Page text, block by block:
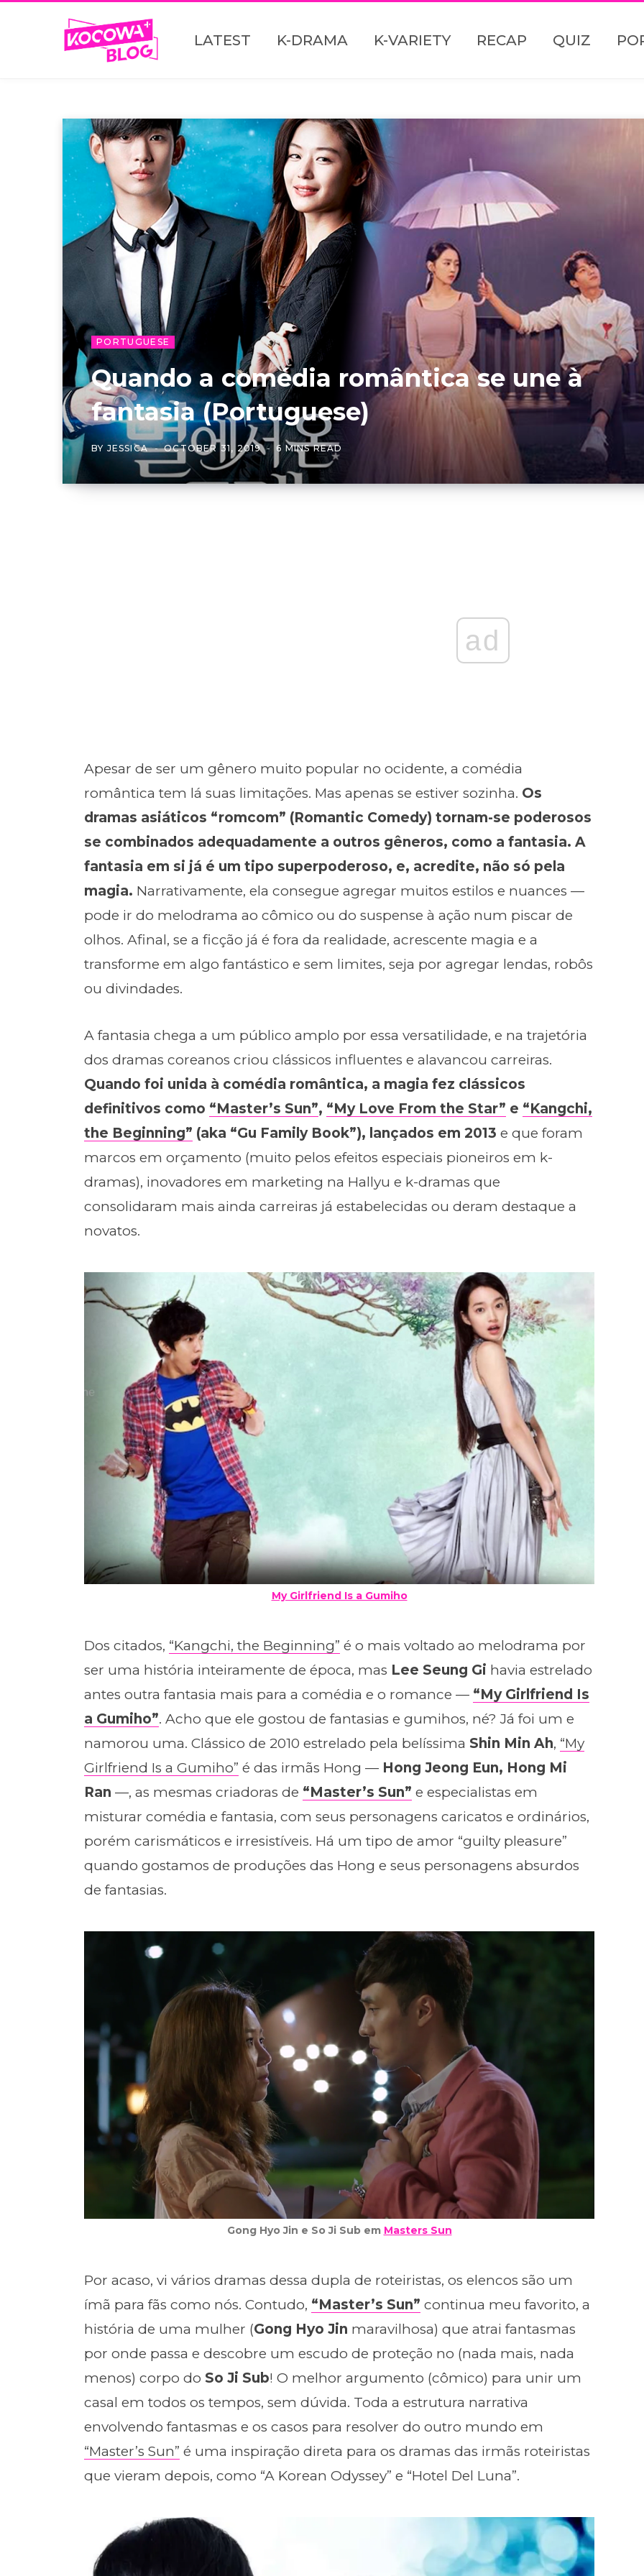
LATEST K-DRAMA K-VARIETY RECAP QUIZ
PORTUGUESE
Quando a comédia romântica se une à
fantasia (Portuguese)
BY JESSICA OCTOBER 31, 2019 6 MINS READ
ad
Apesar de ser um gênero muito popular no ocidente, a comédia
romântica tem lá suas limitações. Mas apenas se estiver sozinha. Os
dramas asiáticos “romcom” (Romantic Comedy) tornam-se poderosos
se combinados adequadamente a outros gêneros, como a fantasia. A
fantasia em si já é um tipo superpoderoso, e, acredite, não só pela
magia. Narrativamente, ela consegue agregar muitos estilos e nuances —
pode ir do melodrama ao cômico ou do suspense à ação num piscar de
olhos. Afinal, se a ficção já é fora da realidade, acrescente magia e a
transforme em algo fantástico e sem limites, seja por agregar lendas, robôs
ou divindades.
A fantasia chega a um público amplo por essa versatilidade, e na trajetória
dos dramas coreanos criou clássicos influentes e alavancou carreiras.
Quando foi unida à comédia romântica, a magia fez clássicos
definitivos como “Master’s Sun”, “My Love From the Star” e “Kangchi,
the Beginning” (aka “Gu Family Book”), lançados em 2013 e que foram
marcos em orçamento (muito pelos efeitos especiais pioneiros em k-
dramas), inovadores em marketing na Hallyu e k-dramas que
consolidaram mais ainda carreiras já estabelecidas ou deram destaque a
novatos.
My Girlfriend Is a Gumiho
Dos citados, “Kangchi, the Beginning” é o mais voltado ao melodrama por
ser uma história inteiramente de época, mas Lee Seung Gi havia estrelado
antes outra fantasia mais para a comédia e o romance — “My Girlfriend Is
a Gumiho”. Acho que ele gostou de fantasias e gumihos, né? Já foi um e
namorou uma. Clássico de 2010 estrelado pela belíssima Shin Min Ah, “My
Girlfriend Is a Gumiho” é das irmãs Hong — Hong Jeong Eun, Hong Mi
Ran —, as mesmas criadoras de “Master’s Sun” e especialistas em
misturar comédia e fantasia, com seus personagens caricatos e ordinários,
porém carismáticos e irresistíveis. Há um tipo de amor “guilty pleasure”
quando gostamos de produções das Hong e seus personagens absurdos
de fantasias.
Gong Hyo Jin e So Ji Sub em Masters Sun
Por acaso, vi vários dramas dessa dupla de roteiristas, os elencos são um
ímã para fãs como nós. Contudo, “Master’s Sun” continua meu favorito, a
história de uma mulher (Gong Hyo Jin maravilhosa) que atrai fantasmas
por onde passa e descobre um escudo de proteção no (nada mais, nada
menos) corpo do So Ji Sub! O melhor argumento (cômico) para unir um
casal em todos os tempos, sem dúvida. Toda a estrutura narrativa
envolvendo fantasmas e os casos para resolver do outro mundo em
“Master’s Sun” é uma inspiração direta para os dramas das irmãs roteiristas
que vieram depois, como “A Korean Odyssey” e “Hotel Del Luna”.